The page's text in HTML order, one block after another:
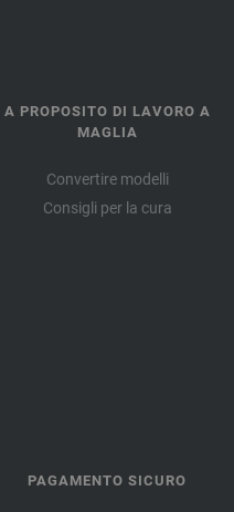
A PROPOSITO DI LAVORO A
MAGLIA
Convertire modelli
Consigli per la cura
PAGAMENTO SICURO